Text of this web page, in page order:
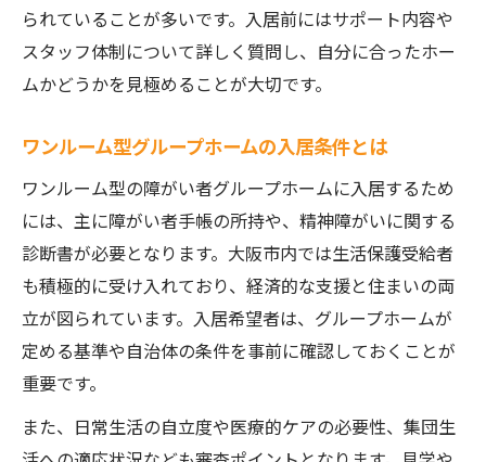
られていることが多いです。入居前にはサポート内容や
スタッフ体制について詳しく質問し、自分に合ったホー
ムかどうかを見極めることが大切です。
ワンルーム型グループホームの入居条件とは
ワンルーム型の障がい者グループホームに入居するため
には、主に障がい者手帳の所持や、精神障がいに関する
診断書が必要となります。大阪市内では生活保護受給者
も積極的に受け入れており、経済的な支援と住まいの両
立が図られています。入居希望者は、グループホームが
定める基準や自治体の条件を事前に確認しておくことが
重要です。
また、日常生活の自立度や医療的ケアの必要性、集団生